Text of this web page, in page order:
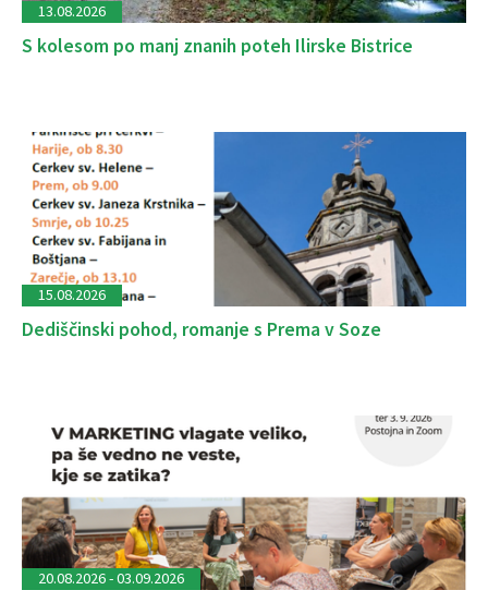
S kolesom po manj znanih poteh Ilirske Bistrice
13.08.2026
Dediščinski pohod, romanje s Prema v Soze
15.08.2026
20.08.2026 - 03.09.2026